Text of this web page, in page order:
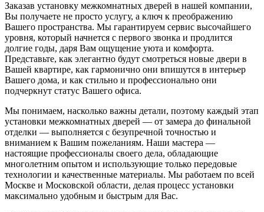
Заказав установку межкомнатных дверей в нашей компании,
Вы получаете не просто услугу, а ключ к преображению
Вашего пространства. Мы гарантируем сервис высочайшего
уровня, который начнется с первого звонка и продлится
долгие годы, даря Вам ощущение уюта и комфорта.
Представьте, как элегантно будут смотреться новые двери в
Вашей квартире, как гармонично они впишутся в интерьер
Вашего дома, и как стильно и профессионально они
подчеркнут статус Вашего офиса.
Мы понимаем, насколько важны детали, поэтому каждый этап
установки межкомнатных дверей — от замера до финальной
отделки — выполняется с безупречной точностью и
вниманием к Вашим пожеланиям. Наши мастера —
настоящие профессионалы своего дела, обладающие
многолетним опытом и использующие только передовые
технологии и качественные материалы. Мы работаем по всей
Москве и Московской области, делая процесс установки
максимально удобным и быстрым для Вас.